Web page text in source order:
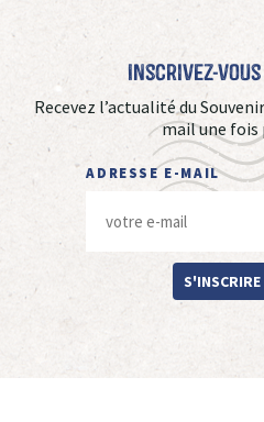
Inscrivez-
Recevez l’actualité du
mail une fois
ADRESSE E-MAIL
S'INSCRIRE